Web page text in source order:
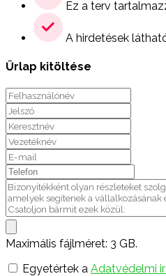
Ez a terv
A hirdetések
Űrlap kitöltése
Maximális fájlméret: 3 GB.
Egyetértek a Adatvédelmi